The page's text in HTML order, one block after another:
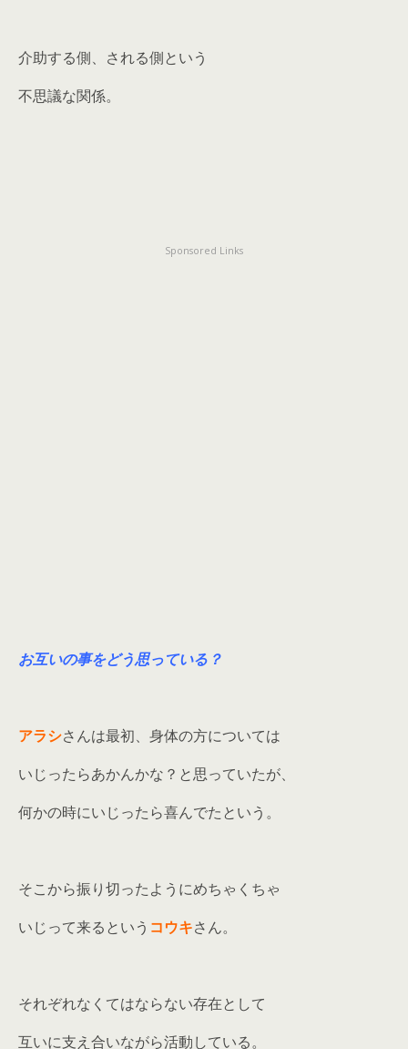
介助する側、される側という
不思議な関係。
Sponsored Links
お互いの事をどう思っている？
アラシさんは最初、身体の方については
いじったらあかんかな？と思っていたが、
何かの時にいじったら喜んでたという。
そこから振り切ったようにめちゃくちゃ
いじって来るという コウキさん。
それぞれなくてはならない存在として
互いに支え合いながら活動している。